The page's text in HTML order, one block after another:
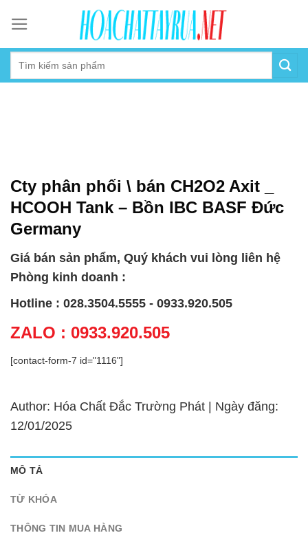
content
Cty phân phối \ bán CH2O2 Axit _
HCOOH Tank – Bồn IBC BASF Đức
Germany
Giá bán sản phẩm, Quý khách vui lòng liên hệ
Phòng kinh doanh :
Hotline : 028.3504.5555 - 0933.920.505
ZALO : 0933.920.505
[contact-form-7 id="1116"]
Author: Hóa Chất Đắc Trường Phát | Ngày đăng:
12/01/2025
MÔ TẢ
TỪ KHÓA
THÔNG TIN MUA HÀNG